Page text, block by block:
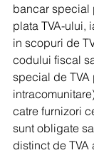
bancar special
plata TVA-ului,
in scopuri de
codului fiscal
special de
catre furnizori
sunt obligate
distinct de TVA